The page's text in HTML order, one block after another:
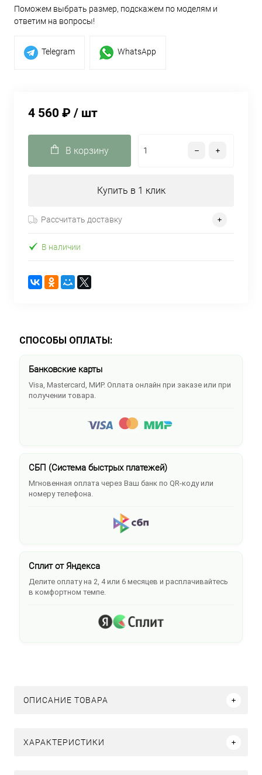
Поможем выбрать размер, подскажем по моделям и
ответим на вопросы!
Telegram WhatsApp
4 560 ₽ / шт
В корзину
Купить в 1 клик
Рассчитать доставку
В наличии
СПОСОБЫ ОПЛАТЫ:
Банковские карты
Visa, Mastercard, МИР. Оплата онлайн при заказе или при
получении товара.
СБП (Система быстрых платежей)
Мгновенная оплата через Ваш банк по QR-коду или
номеру телефона.
Сплит от Яндекса
Делите оплату на 2, 4 или 6 месяцев и расплачивайтесь
в комфортном темпе.
ОПИСАНИЕ ТОВАРА
ХАРАКТЕРИСТИКИ